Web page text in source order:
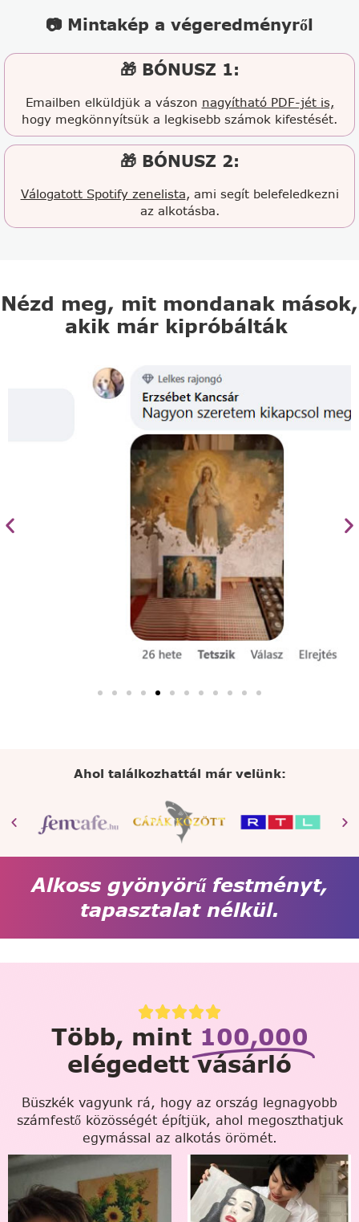
📷 Mintakép a végeredményről
🎁 BÓNUSZ 1:
Emailben elküldjük a vászon nagyítható PDF-jét is,
hogy megkönnyítsük a legkisebb számok kifestését.
🎁 BÓNUSZ 2:
Válogatott Spotify zenelista, ami segít belefeledkezni
az alkotásba.
Nézd meg, mit mondanak mások,
akik már kipróbálták
Ahol találkozhattál már velünk:
Alkoss gyönyörű festményt,
tapasztalat nélkül.
Több, mint 100,000
elégedett vásárló
Büszkék vagyunk rá, hogy az ország legnagyobb
számfestő közösségét építjük, ahol megoszthatjuk
egymással az alkotás örömét.